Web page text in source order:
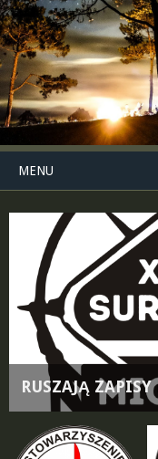
MENU
RUSZAJĄ